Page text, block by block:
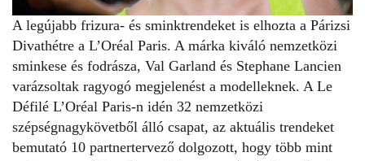
A legújabb frizura- és sminktrendeket is elhozta a Párizsi
Divathétre a L’Oréal Paris. A márka kiváló nemzetközi
sminkese és fodrásza, Val Garland és Stephane Lancien
varázsoltak ragyogó megjelenést a modelleknek. A Le
Défilé L’Oréal Paris-n idén 32 nemzetközi
szépségnagykövetből álló csapat, az aktuális trendeket
bemutató 10 partnertervező dolgozott, hogy több mint